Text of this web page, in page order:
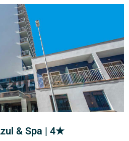
& Spa | 4★